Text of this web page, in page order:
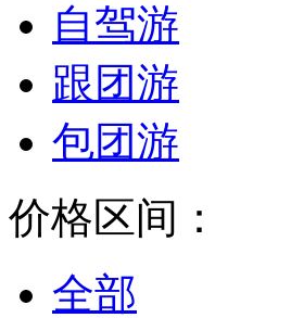
自驾游
跟团游
包团游
价格区间：
全部